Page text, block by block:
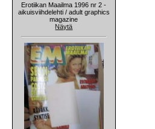
Erotiikan Maailma 1996 nr 2 -
aikuisviihdelehti / adult graphics
magazine
Näytä